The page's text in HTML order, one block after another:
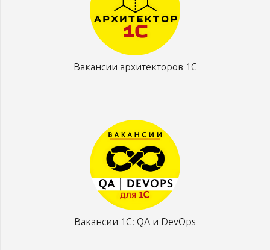
Вакансии архитекторов 1С
Вакансии 1С: QA и DevOps